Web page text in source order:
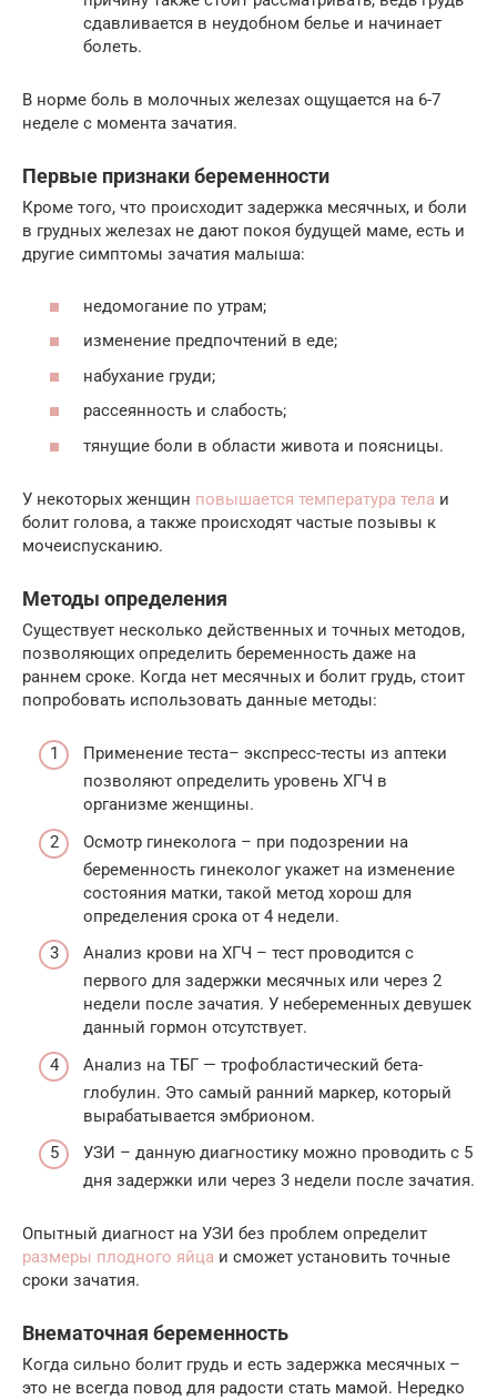
сдавливается в неудобном белье и начинает
болеть.
В норме боль в молочных железах ощущается на 6-7
неделе с момента зачатия.
Первые признаки беременности
Кроме того, что происходит задержка месячных, и боли
в грудных железах не дают покоя будущей маме, есть и
другие симптомы зачатия малыша:
недомогание по утрам;
изменение предпочтений в еде;
набухание груди;
рассеянность и слабость;
тянущие боли в области живота и поясницы.
У некоторых женщин повышается температура тела и
болит голова, а также происходят частые позывы к
мочеиспусканию.
Методы определения
Существует несколько действенных и точных методов,
позволяющих определить беременность даже на
раннем сроке. Когда нет месячных и болит грудь, стоит
попробовать использовать данные методы:
Применение теста– экспресс-тесты из аптеки
позволяют определить уровень ХГЧ в
организме женщины.
Осмотр гинеколога – при подозрении на
беременность гинеколог укажет на изменение
состояния матки, такой метод хорош для
определения срока от 4 недели.
Анализ крови на ХГЧ – тест проводится с
первого для задержки месячных или через 2
недели после зачатия. У небеременных девушек
данный гормон отсутствует.
Анализ на ТБГ — трофобластический бета-
глобулин. Это самый ранний маркер, который
вырабатывается эмбрионом.
УЗИ – данную диагностику можно проводить с 5
дня задержки или через 3 недели после зачатия.
Опытный диагност на УЗИ без проблем определит
размеры плодного яйца и сможет установить точные
сроки зачатия.
Внематочная беременность
Когда сильно болит грудь и есть задержка месячных –
это не всегда повод для радости стать мамой. Нередко